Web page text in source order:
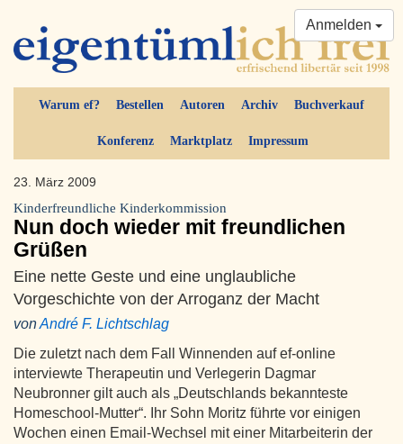
Warum ef? Bestellen Autoren Archiv Buchverkauf
Konferenz Marktplatz Impressum
Anmelden
23. März 2009
Kinderfreundliche Kinderkommission
Nun doch wieder mit freundlichen
Grüßen
Eine nette Geste und eine unglaubliche
Vorgeschichte von der Arroganz der Macht
vonAndré F. Lichtschlag
Die zuletzt nach dem Fall Winnenden auf ef-online
interviewte Therapeutin und Verlegerin Dagmar
Neubronner gilt auch als „Deutschlands bekannteste
Homeschool-Mutter“. Ihr Sohn Moritz führte vor einigen
Wochen einen Email-Wechsel mit einer Mitarbeiterin der